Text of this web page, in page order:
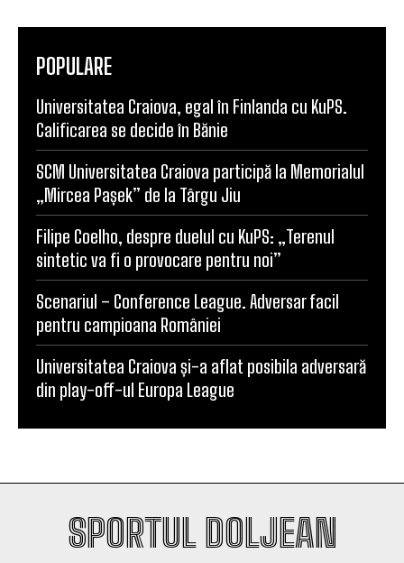
POPULARE
Universitatea Craiova, egal în Finlanda cu KuPS.
Calificarea se decide în Bănie
SCM Universitatea Craiova participă la Memorialul
„Mircea Pașek” de la Târgu Jiu
Filipe Coelho, despre duelul cu KuPS: „Terenul
sintetic va fi o provocare pentru noi”
Scenariul – Conference League. Adversar facil
pentru campioana României
Universitatea Craiova și-a aflat posibila adversară
din play-off-ul Europa League
SPORTUL DOLJEAN